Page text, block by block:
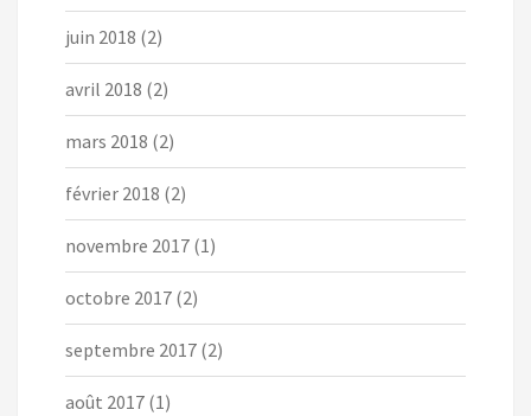
juin 2018 (2)
avril 2018 (2)
mars 2018 (2)
février 2018 (2)
novembre 2017 (1)
octobre 2017 (2)
septembre 2017 (2)
août 2017 (1)